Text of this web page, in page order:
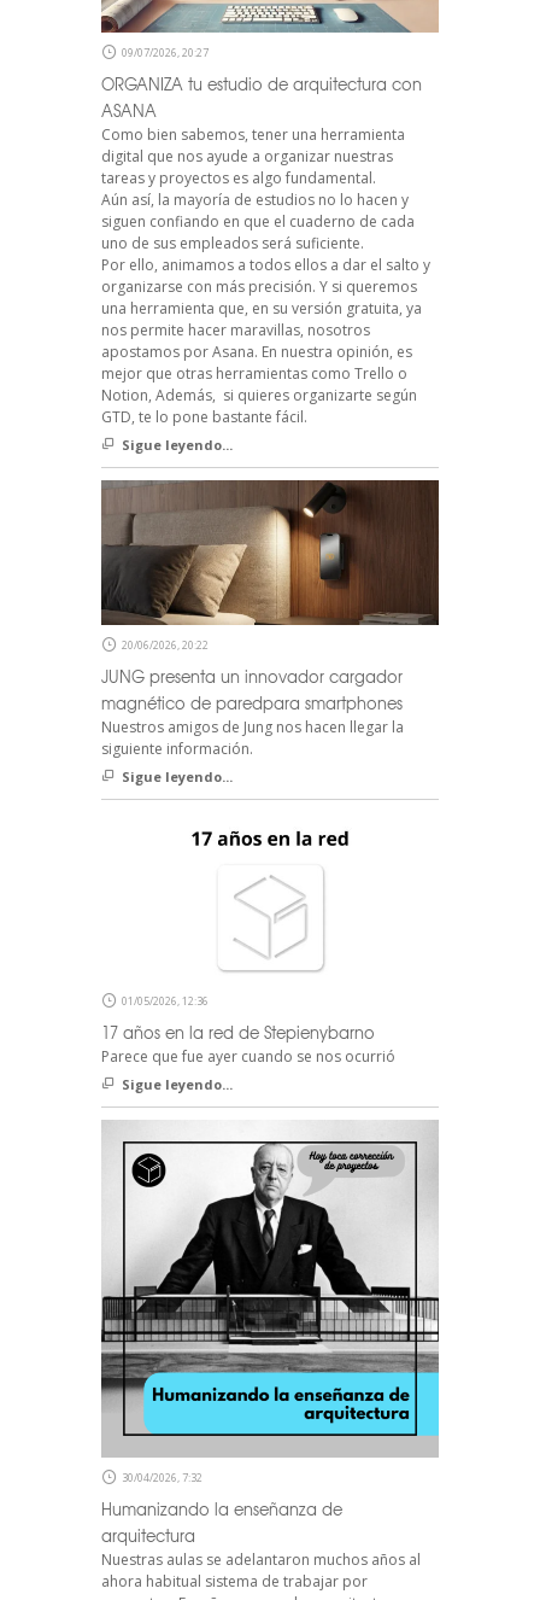
09/07/2026, 20:27
ORGANIZA tu estudio de arquitectura con
ASANA
Como bien sabemos, tener una herramienta
digital que nos ayude a organizar nuestras
tareas y proyectos es algo fundamental.
Aún así, la mayoría de estudios no lo hacen y
siguen confiando en que el cuaderno de cada
uno de sus empleados será suficiente.
Por ello, animamos a todos ellos a dar el salto y
organizarse con más precisión. Y si queremos
una herramienta que, en su versión gratuita, ya
nos permite hacer maravillas, nosotros
apostamos por Asana. En nuestra opinión, es
mejor que otras herramientas como Trello o
Notion, Además, si quieres organizarte según
GTD, te lo pone bastante fácil.
Sigue leyendo...
20/06/2026, 20:22
JUNG presenta un innovador cargador
magnético de paredpara smartphones
Nuestros amigos de Jung nos hacen llegar la
siguiente información.
Sigue leyendo...
01/05/2026, 12:36
17 años en la red de Stepienybarno
Parece que fue ayer cuando se nos ocurrió
Sigue leyendo...
30/04/2026, 7:32
Humanizando la enseñanza de
arquitectura
Nuestras aulas se adelantaron muchos años al
ahora habitual sistema de trabajar por